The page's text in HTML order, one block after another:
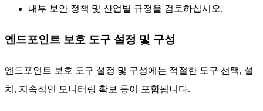
내부 보안 정책 및 산업별 규정을 검토하십시오.
엔드포인트 보호 도구 설정 및 구성
엔드포인트 보호 도구 설정 및 구성에는 적절한 도구 선택, 설
치, 지속적인 모니터링 확보 등이 포함됩니다.